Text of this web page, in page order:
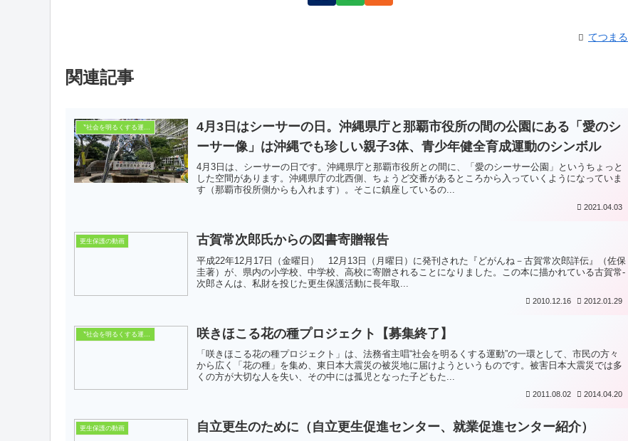
てつまる
関連記事
〝社会を明るくする運動〟
4月3日はシーサーの日。沖縄県庁と那覇市役所の間の公園にある「愛のシ
ーサー像」は沖縄でも珍しい親子3体、青少年健全育成運動のシンボル
4月3日は、シーサーの日です。沖縄県庁と那覇市役所との間に、「愛のシーサー公園」というちょっと
した空間があります。沖縄県庁の北西側、ちょうど交番があるところから入っていくようになっていま
す（那覇市役所側からも入れます）。そこに鎮座しているの...
2021.04.03
更生保護の動画 古賀常次郎氏からの図書寄贈報告
平成22年12月17日（金曜日） 12月13日（月曜日）に発刊された『どがんね－古賀常次郎詳伝』（佐保
圭著）が、県内の小学校、中学校、高校に寄贈されることになりました。この本に描かれている古賀常­
次郎さんは、私財を投じた更生保護活動に長年取...
2010.12.16 2012.01.29
〝社会を明るくする運動〟 咲きほこる花の種プロジェクト【募集終了】
「咲きほこる花の種プロジェクト」は、法務省主唱“社会を明るくする運動”の一環として、市民の方々
から広く「花の種」を集め、東日本大震災の被災地に届けようというものです。被害日本大震災では多
くの方が大切な人を失い、その中には孤児となった子どもた...
2011.08.02 2014.04.20
更生保護の動画 自立更生のために（自立更生促進センター、就業促進センター紹介）